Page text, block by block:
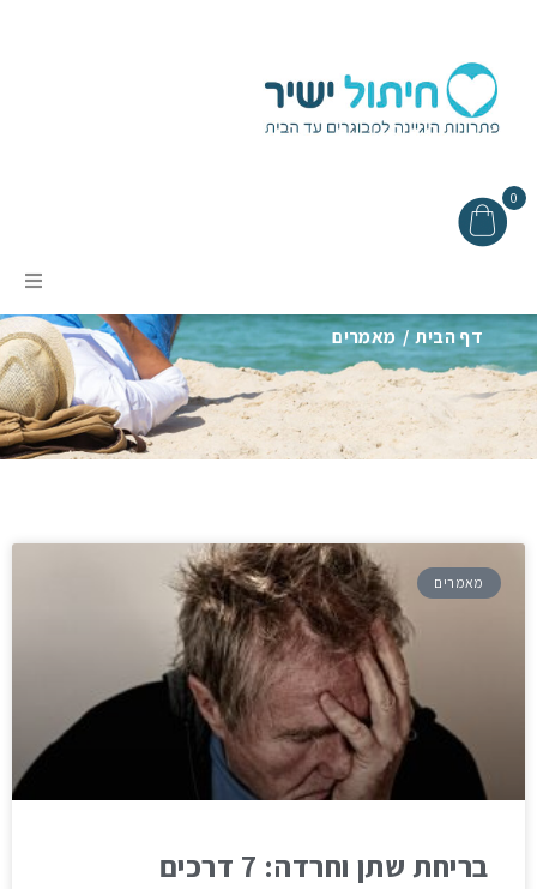
0
אודות
מבצעים
בלוג
חיתולים למבוגרים
תחתונים סופגים
דף הבית / מאמרים
מאמרים
בריחת שתן וחרדה: 7 דרכים